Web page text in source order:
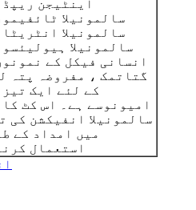
اینٹیجن
سالمونیلا
سالمونیلا
سالمونیلا
انسانی فیکل کے
گتاتمک ، مفروضہ پتہ
کے لئے ایک
امیونوسے ہے۔ اس کٹ کا
سالمونیلا انفیکشن کی
میں امداد کے
استعمال